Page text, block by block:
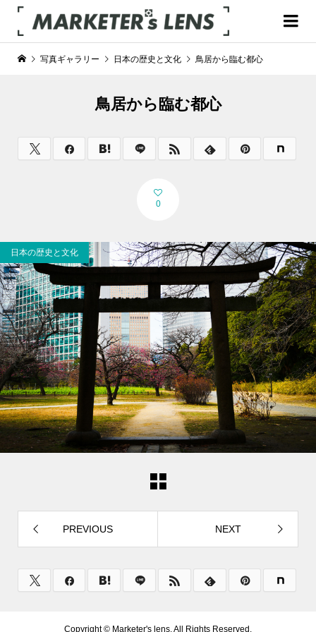
写真ギャラリー 日本の歴史と文化 鳥居から臨む都心
鳥居から臨む都心
0
日本の歴史と文化
PREVIOUS NEXT
Copyright © Marketer's lens. All Rights Reserved.